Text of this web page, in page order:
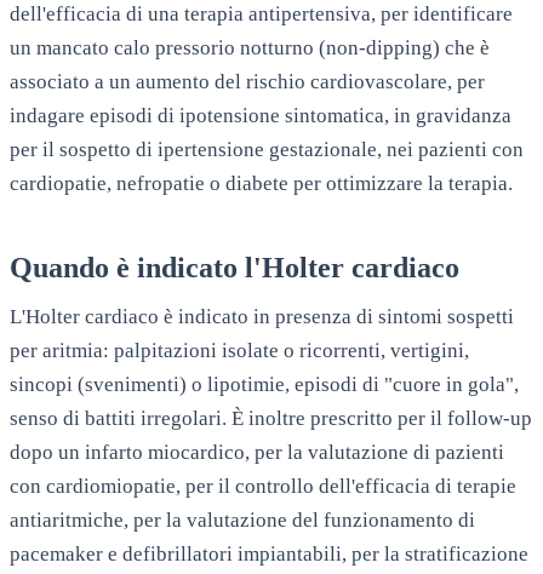
dell'efficacia di una terapia antipertensiva, per identificare
un mancato calo pressorio notturno (non-dipping) che è
associato a un aumento del rischio cardiovascolare, per
indagare episodi di ipotensione sintomatica, in gravidanza
per il sospetto di ipertensione gestazionale, nei pazienti con
cardiopatie, nefropatie o diabete per ottimizzare la terapia.
Quando è indicato l'Holter cardiaco
L'Holter cardiaco è indicato in presenza di sintomi sospetti
per aritmia: palpitazioni isolate o ricorrenti, vertigini,
sincopi (svenimenti) o lipotimie, episodi di "cuore in gola",
senso di battiti irregolari. È inoltre prescritto per il follow-up
dopo un infarto miocardico, per la valutazione di pazienti
con cardiomiopatie, per il controllo dell'efficacia di terapie
antiaritmiche, per la valutazione del funzionamento di
pacemaker e defibrillatori impiantabili, per la stratificazione